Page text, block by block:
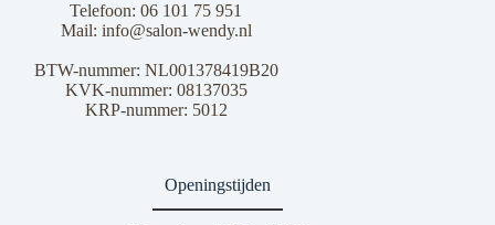
Telefoon: 06 101 75 951
Mail: info@salon-wendy.nl
BTW-nummer: NL001378419B20
KVK-nummer: 08137035
KRP-nummer: 5012
Openingstijden